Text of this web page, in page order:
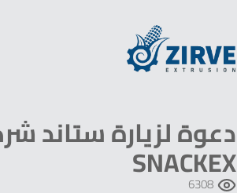
دعوة لزيارة ستاند
SNACKEX
6308